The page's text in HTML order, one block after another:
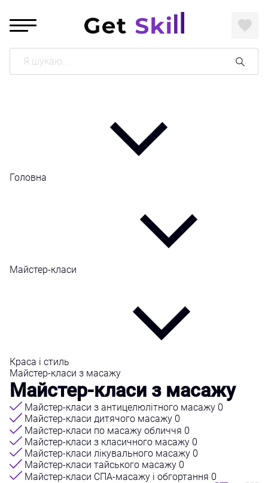
Поиск
Головна
Майстер-класи
Краса і стиль
Майстер-класи з масажу
Майстер-класи з масажу
Майстер-класи з антицелюлітного масажу 0
Майстер-класи дитячого масажу 0
Майстер-класи по масажу обличчя 0
Майстер-класи з класичного масажу 0
Майстер-класи лікувального масажу 0
Майстер-класи тайського масажу 0
Майстер-класи СПА-масажу і обгортання 0